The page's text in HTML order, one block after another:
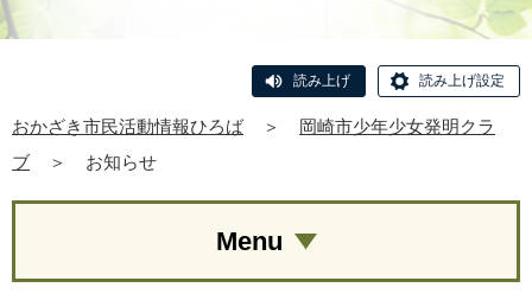
読み上げ 読み上げ設定
おかざき市民活動情報ひろば ＞
岡崎市少年少女発明クラ
ブ
＞ お知らせ
Menu